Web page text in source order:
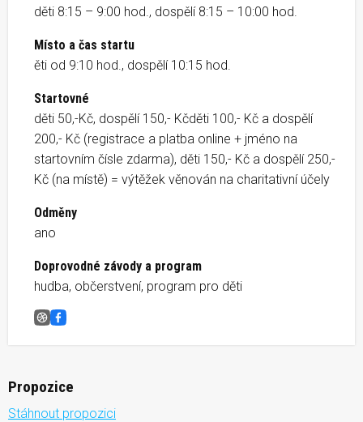
děti 8:15 – 9:00 hod., dospělí 8:15 – 10:00 hod.
Místo a čas startu
ěti od 9:10 hod., dospělí 10:15 hod.
Startovné
děti 50,-Kč, dospělí 150,- Kčděti 100,- Kč a dospělí
200,- Kč (registrace a platba online + jméno na
startovním čísle zdarma), děti 150,- Kč a dospělí 250,-
Kč (na místě) = výtěžek věnován na charitativní účely
Odměny
ano
Doprovodné závody a program
hudba, občerstvení, program pro děti
Michalův běh
Facebook
Propozice
Stáhnout propozici